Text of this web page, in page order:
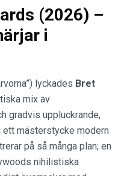
(2026) –
i
lyckades Bret
mix av
gradvis uppluckrande,
mästerstycke modern
på så många plan; en
nihilistiska